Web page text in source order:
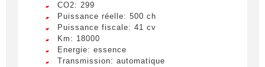
CO2: 299
Puissance réelle: 500 ch
Puissance fiscale: 41 cv
Km: 18000
Energie: essence
Transmission: automatique